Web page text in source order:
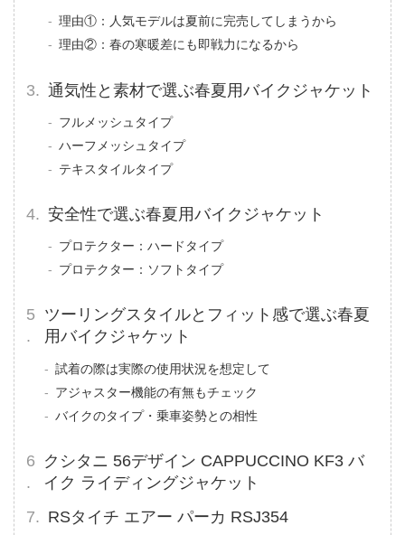
理由①：人気モデルは夏前に完売してしまうから
理由②：春の寒暖差にも即戦力になるから
通気性と素材で選ぶ春夏用バイクジャケット
フルメッシュタイプ
ハーフメッシュタイプ
テキスタイルタイプ
安全性で選ぶ春夏用バイクジャケット
プロテクター：ハードタイプ
プロテクター：ソフトタイプ
ツーリングスタイルとフィット感で選ぶ春夏
用バイクジャケット
試着の際は実際の使用状況を想定して
アジャスター機能の有無もチェック
バイクのタイプ・乗車姿勢との相性
クシタニ 56デザイン CAPPUCCINO KF3 バ
イク ライディングジャケット
RSタイチ エアー パーカ RSJ354